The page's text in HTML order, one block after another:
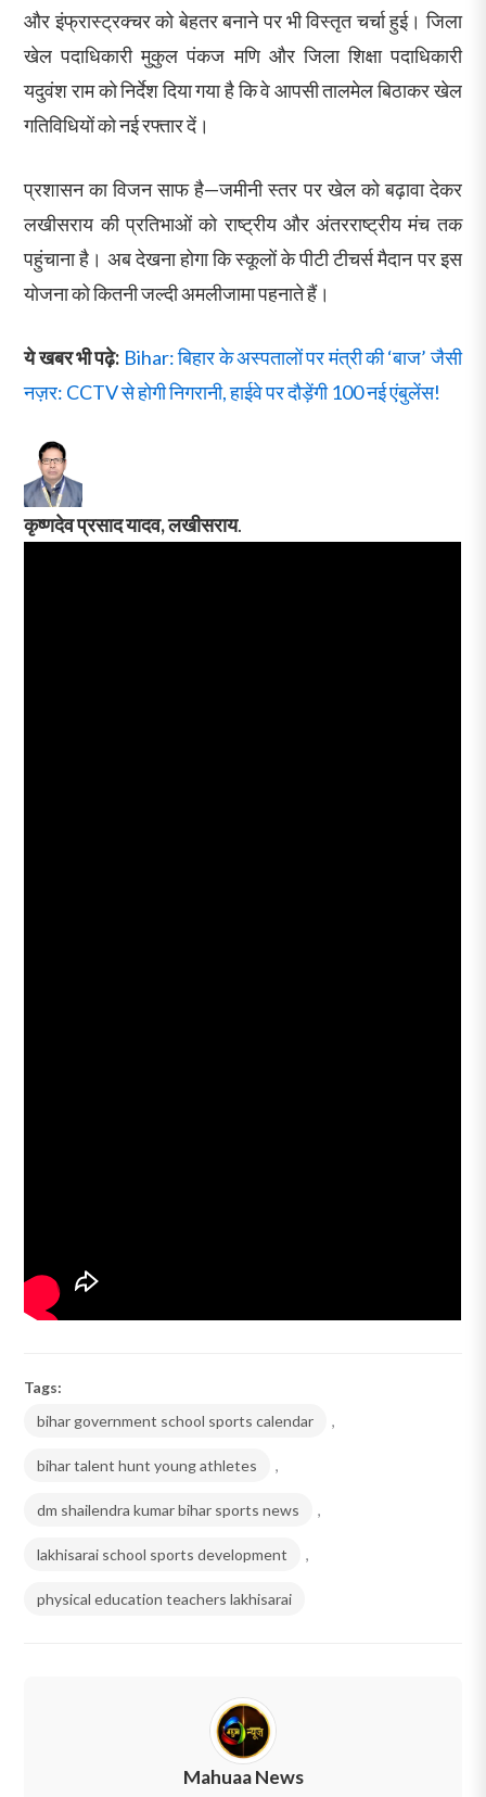
और इंफ्रास्ट्रक्चर को बेहतर बनाने पर भी विस्तृत चर्चा हुई। जिला
खेल पदाधिकारी मुकुल पंकज मणि और जिला शिक्षा पदाधिकारी
यदुवंश राम को निर्देश दिया गया है कि वे आपसी तालमेल बिठाकर खेल
गतिविधियों को नई रफ्तार दें।
प्रशासन का विजन साफ है—जमीनी स्तर पर खेल को बढ़ावा देकर
लखीसराय की प्रतिभाओं को राष्ट्रीय और अंतरराष्ट्रीय मंच तक
पहुंचाना है। अब देखना होगा कि स्कूलों के पीटी टीचर्स मैदान पर इस
योजना को कितनी जल्दी अमलीजामा पहनाते हैं।
ये खबर भी पढ़े: Bihar: बिहार के अस्पतालों पर मंत्री की ‘बाज’ जैसी
नज़र: CCTV से होगी निगरानी, हाईवे पर दौड़ेंगी 100 नई एंबुलेंस!
कृष्णदेव प्रसाद यादव, लखीसराय.
Tags:
bihar government school sports calendar
,
bihar talent hunt young athletes ,
dm shailendra kumar bihar sports news ,
lakhisarai school sports development ,
physical education teachers lakhisarai
Mahuaa News